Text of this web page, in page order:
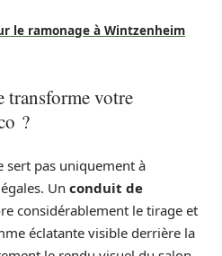
le ramonage à Wintzenheim
transforme votre
?
sert pas uniquement à
Un conduit de
considérablement le tirage et
éclatante visible derrière la